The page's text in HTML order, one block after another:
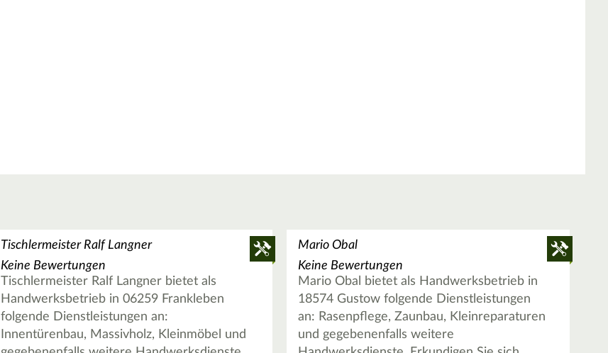
Tischlermeister Ralf Langner
Keine Bewertungen
Tischlermeister Ralf Langner bietet als
Handwerksbetrieb in 06259 Frankleben
folgende Dienstleistungen an:
Innentürenbau, Massivholz, Kleinmöbel und
Mario Obal
Keine Bewertungen
Mario Obal bietet als Handwerksbetrieb in
18574 Gustow folgende Dienstleistungen
an: Rasenpflege, Zaunbau, Kleinreparaturen
und gegebenenfalls weitere